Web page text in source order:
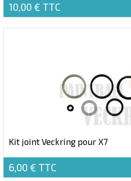
10,00 € TTC
Kit joint Veckring pour X7
6,00 € TTC